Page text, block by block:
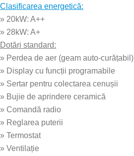
Clasificarea energetică:
» 20kW: A++
» 28kW: A+
Dotări standard:
» Perdea de aer (geam auto-curățabil)
» Display cu funcții programabile
» Sertar pentru colectarea cenușii
» Bujie de aprindere ceramică
» Comandă radio
» Reglarea puterii
» Termostat
» Ventilație